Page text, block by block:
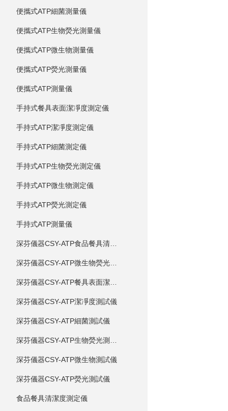
便攜式ATP細菌測量儀
便攜式ATP生物熒光測量儀
便攜式ATP微生物測量儀
便攜式ATP熒光測量儀
便攜式ATP測量儀
手持式餐具表面潔凈度測定儀
手持式ATP潔凈度測定儀
手持式ATP細菌測定儀
手持式ATP生物熒光測定儀
手持式ATP微生物測定儀
手持式ATP熒光測定儀
手持式ATP測量儀
深芬儀器CSY-ATP潔凈度測試儀
深芬儀器CSY-ATP細菌測試儀
深芬儀器CSY-ATP微生物測試儀
深芬儀器CSY-ATP熒光測試儀
食品餐具清潔度測定儀